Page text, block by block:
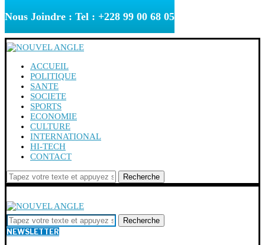
Nous Joindre : Tel : +228 99 00 68 05
ACCUEIL
POLITIQUE
SANTE
SOCIETE
SPORTS
ECONOMIE
CULTURE
INTERNATIONAL
HI-TECH
CONTACT
Recherche
Recherche
NEWSLETTER